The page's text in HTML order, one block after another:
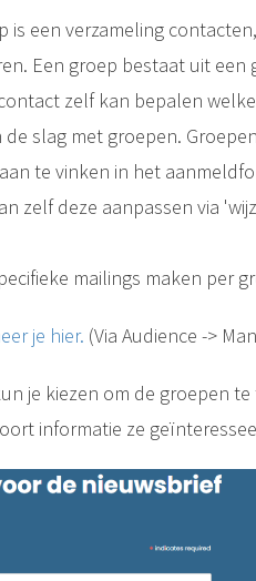
is een verzameling
Een groep bestaat uit
zelf kan bepalen
slag met groepen.
te vinken in het
zelf deze aanpassen via
mailings maken per
je hier. (Via Audience ->
je kiezen om de groepen
informatie ze